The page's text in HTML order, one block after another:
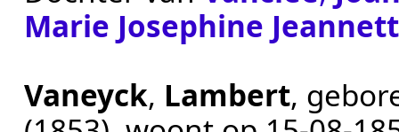
Marie Josephine
Vaneyck, Lambert,